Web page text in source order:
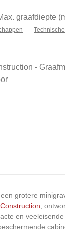
graafdiepte
overslaan
grotere
,
en